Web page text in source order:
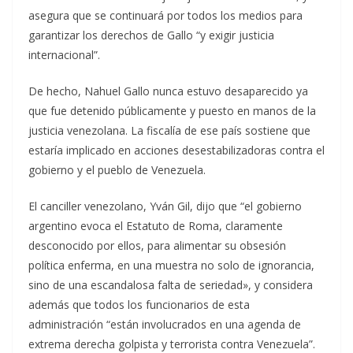
asegura que se continuará por todos los medios para
garantizar los derechos de Gallo “y exigir justicia
internacional”.
De hecho, Nahuel Gallo nunca estuvo desaparecido ya
que fue detenido públicamente y puesto en manos de la
justicia venezolana. La fiscalía de ese país sostiene que
estaría implicado en acciones desestabilizadoras contra el
gobierno y el pueblo de Venezuela.
El canciller venezolano, Yván Gil, dijo que “el gobierno
argentino evoca el Estatuto de Roma, claramente
desconocido por ellos, para alimentar su obsesión
política enferma, en una muestra no solo de ignorancia,
sino de una escandalosa falta de seriedad», y considera
además que todos los funcionarios de esta
administración “están involucrados en una agenda de
extrema derecha golpista y terrorista contra Venezuela”.